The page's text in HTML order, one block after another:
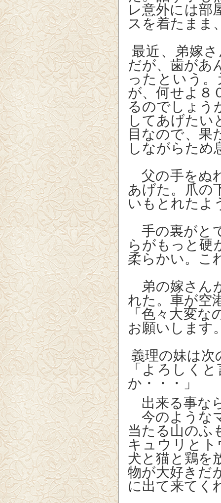
レ意外には部
スを着たまま
最近、弟嫁
だが、歯があ
ったという
が、何せよ８
るのでしょう
してあげたい
目なので、果
しながらため
父の手をぬ
あげた。爪の
いもとれたよ
手の裏がと
らがもっと硬
柔らかい。こ
弟の嫁さん
れた。車が空
「色々大変
お願いします
義理の妹は次
「よろしく
か・・・」
出来る事な
今のような
当たる山のふ
キュウリと
犬と猫と鶏を
物が大好きだ
に出て来てく